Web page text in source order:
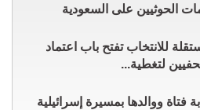
الحوثيين على السعودية
للانتخاب تفتح باب اعتماد
لتغطية...
فتاة ووالدها بمسيرة إسرائيلية